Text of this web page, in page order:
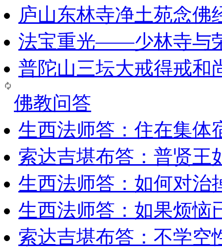
庐山东林寺净土苑念佛
法宝重光——少林寺与
普陀山三坛大戒得戒和
佛教问答
生西法师答：住在集体
索达吉堪布答：普贤王
生西法师答：如何对治
生西法师答：如果烦恼
索达吉堪布答：​不学空